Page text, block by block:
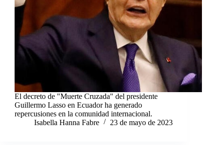
El decreto de "Muerte Cruzada" del presidente
Guillermo Lasso en Ecuador ha generado
repercusiones en la comunidad internacional.
Isabella Hanna Fabre
23 de mayo de 2023